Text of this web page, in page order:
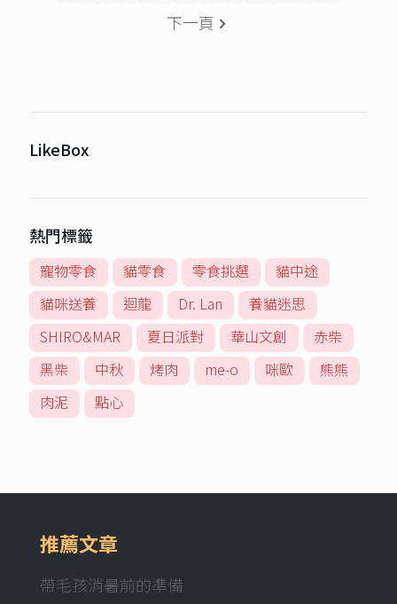
下一頁
LikeBox
熱門標籤
寵物零食 貓零食 零食挑選
貓中途
貓咪送養
迴龍 Dr. Lan
養貓迷思
SHIRO&MAR
夏日派對 華山文創
赤柴
黑柴
中秋 烤肉 me-o 咪歐
熊熊
肉泥
點心
推薦文章
帶毛孩消暑前的準備